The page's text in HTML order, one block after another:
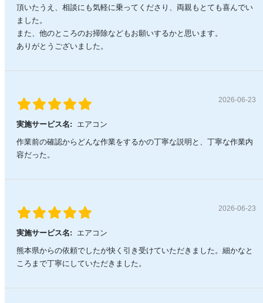
頂いたうえ、相談にも気軽に乗ってくださり、両親もとても喜んでい
ました。
また、他のところのお掃除などもお願いするかと思います。
ありがとうございました。
2026-06-23
実施サービス名:
エアコン
作業前の確認からどんな作業をするかの丁寧な説明と、丁寧な作業内
容だった。
2026-06-23
実施サービス名:
エアコン
熊本県からの依頼でしたが快く引き受けていただきました。細かなと
ころまで丁寧にしていただきました。